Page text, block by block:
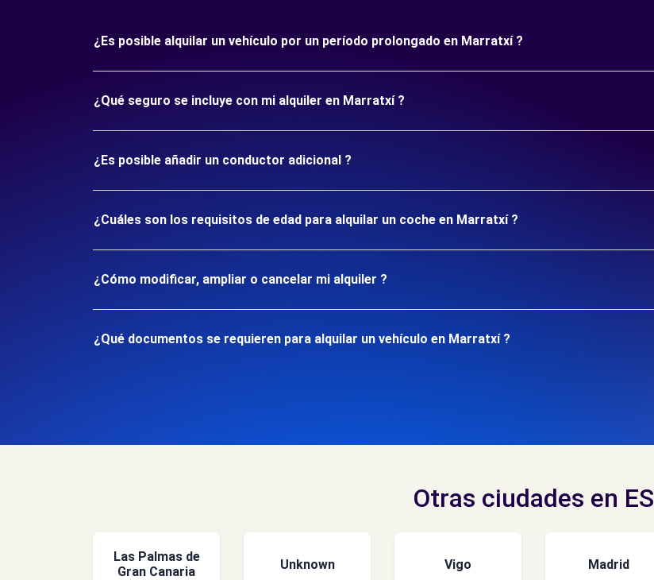
¿Es posible alquilar un vehículo por un período prolongado en Marratxí ?
¿Qué seguro se incluye con mi alquiler en Marratxí ?
¿Es posible añadir un conductor adicional ?
¿Cuáles son los requisitos de edad para alquilar un coche en Marratxí ?
¿Cómo modificar, ampliar o cancelar mi alquiler ?
¿Qué documentos se requieren para alquilar un vehículo en Marratxí ?
Otras ciudades en ES
Las Palmas de
Gran Canaria
Unknown Vigo Madrid